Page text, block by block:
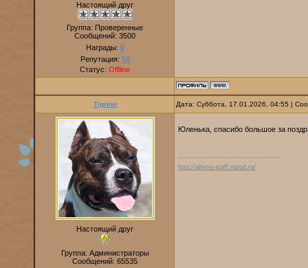
Настоящий друг
Группа: Проверенные
Сообщений: 3500
Награды: 0
Репутация: 58
Статус: Offline
Tigrino Дата: Суббота, 17.01.2026, 04:55 |
Настоящий друг
Группа: Администраторы
Сообщений: 65535
Юленька, спасибо большое за
http://alterra-staff.narod.ru/